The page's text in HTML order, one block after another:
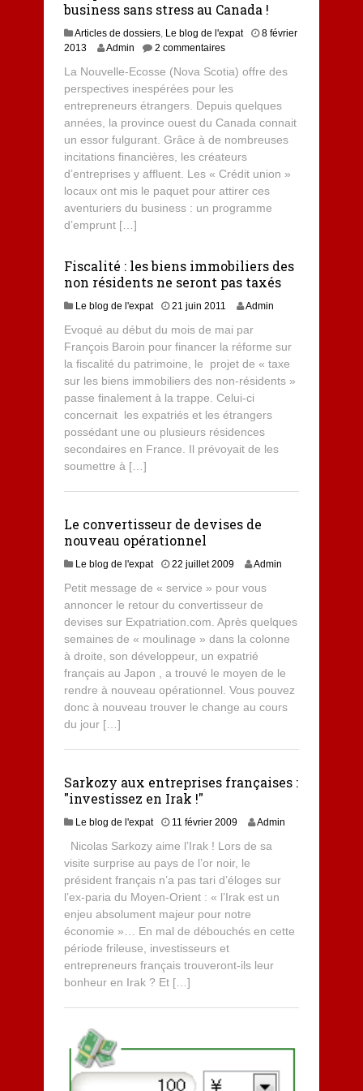
business sans stress au Canada !
Articles de dossiers, Le blog de l'expat
8 février
20138
u
i
l
l
2
0
1
3
Admin 2 commentaires
La Nouvelle-Ecosse (Nova Scotia) offre des
perspectives inespérées pour les
entrepreneurs étrangers. Depuis quelques
années, la province ouest du Canada connait
un essor fulgurant. Grâce à de nombreuses
incitations financières, les créateurs
d’entreprises y affluent. Les « Crédit union »
locaux ont mis le paquet pour attirer ces
aventuriers du business : un programme
d’emprunt […]
Fiscalité : les biens immobiliers des
non résidents ne seront pas taxés
Le blog de l'expat 21 juin 2011 Admin
Evoqué au début du mois de mai par
François Baroin pour financer la réforme sur
la fiscalité du patrimoine, le projet de « taxe
sur les biens immobiliers des non-résidents »
passe finalement à la trappe. Celui-ci
concernait les expatriés et les étrangers
possédant une ou plusieurs résidences
secondaires en France. Il prévoyait de les
soumettre à […]
Le convertisseur de devises de
nouveau opérationnel
Le blog de l'expat 22 juillet 2009 Admin
Petit message de « service » pour vous
annoncer le retour du convertisseur de
devises sur Expatriation.com. Après quelques
semaines de « moulinage » dans la colonne
à droite, son développeur, un expatrié
français au Japon , a trouvé le moyen de le
rendre à nouveau opérationnel. Vous pouvez
donc à nouveau trouver le change au cours
du jour […]
Sarkozy aux entreprises françaises :
"investissez en Irak !"
Le blog de l'expat 11 février 2009 Admin
Nicolas Sarkozy aime l’Irak ! Lors de sa
visite surprise au pays de l’or noir, le
président français n’a pas tari d’éloges sur
l’ex-paria du Moyen-Orient : « l’Irak est un
enjeu absolument majeur pour notre
économie »… En mal de débouchés en cette
période frileuse, investisseurs et
entrepreneurs français trouveront-ils leur
bonheur en Irak ? Et […]